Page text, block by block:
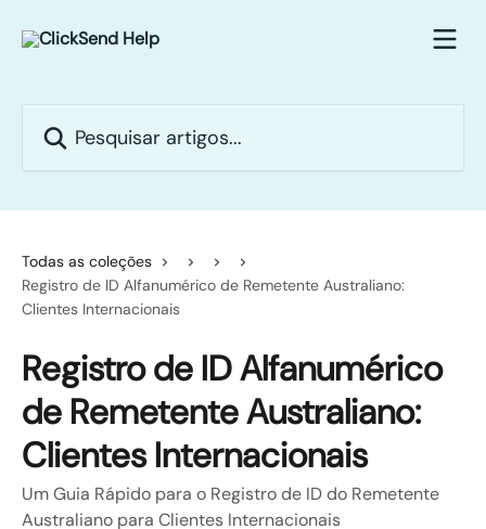
Todas as coleções
Registro de ID Alfanumérico de Remetente Australiano:
Clientes Internacionais
Registro de ID Alfanumérico
de Remetente Australiano:
Clientes Internacionais
Um Guia Rápido para o Registro de ID do Remetente
Australiano para Clientes Internacionais